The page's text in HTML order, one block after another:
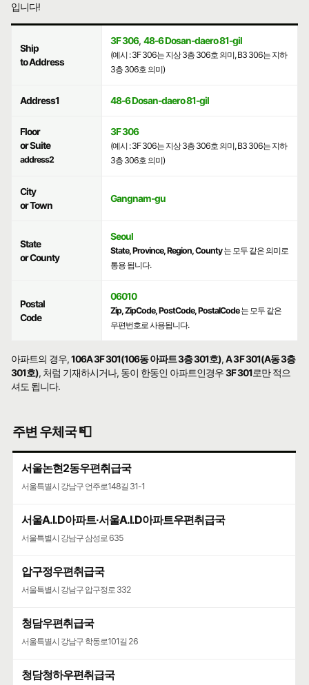
입니다!
Ship
to Address
3F 306, 48-6 Dosan-daero 81-gil
(예시 : 3F 306는 지상 3층 306호 의미, B3 306는 지하
3층 306호 의미)
Address1 48-6 Dosan-daero 81-gil
Floor
or Suite
address2
3F 306
(예시 : 3F 306는 지상 3층 306호 의미, B3 306는 지하
3층 306호 의미)
City
or Town
Gangnam-gu
State
or County
Seoul
State, Province, Region, County는 모두 같은 의미로
통용 됩니다.
Postal
Code
06010
Zip, ZipCode, PostCode, PostalCode는 모두 같은
우편번호로 사용됩니다.
아파트의 경우,106A 3F 301(106동 아파트 3층 301호),A 3F 301(A동 3층
301호), 처럼 기재하시거나, 동이 한동인 아파트인경우3F 301로만 적으
셔도 됩니다.
주변 우체국 📮
서울논현2동우편취급국
서울특별시 강남구 언주로148길 31-1
서울A.I.D아파트·서울A.I.D아파트우편취급국
서울특별시 강남구 삼성로 635
압구정우편취급국
서울특별시 강남구 압구정로 332
청담우편취급국
서울특별시 강남구 학동로101길 26
청담청하우편취급국